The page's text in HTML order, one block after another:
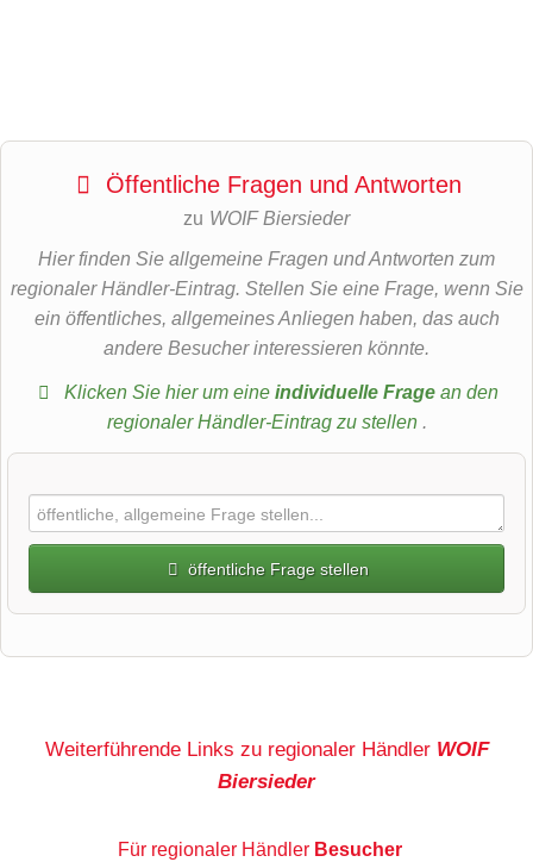
Öffentliche Fragen und Antworten
zu WOIF Biersieder
Hier finden Sie allgemeine Fragen und Antworten zum
regionaler Händler-Eintrag. Stellen Sie eine Frage, wenn Sie
ein öffentliches, allgemeines Anliegen haben, das auch
andere Besucher interessieren könnte.
Klicken Sie hier um eine individuelle Fragean den
regionaler Händler-Eintrag zu stellen .
öffentliche Frage stellen
Weiterführende Links zu regionaler Händler WOIF
Biersieder
Für regionaler Händler Besucher